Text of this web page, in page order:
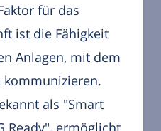
für das
ist die Fähigkeit
Anlagen, mit dem
kommunizieren.
als "Smart